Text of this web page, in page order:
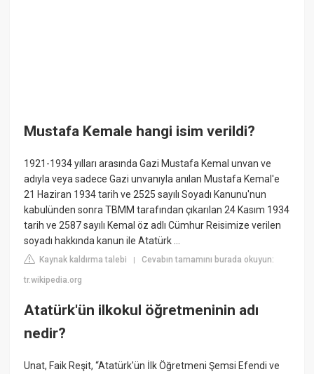
Mustafa Kemale hangi isim verildi?
1921-1934 yılları arasında Gazi Mustafa Kemal unvan ve
adıyla veya sadece Gazi unvanıyla anılan Mustafa Kemal'e
21 Haziran 1934 tarih ve 2525 sayılı Soyadı Kanunu'nun
kabulünden sonra TBMM tarafından çıkarılan 24 Kasım 1934
tarih ve 2587 sayılı Kemal öz adlı Cümhur Reisimize verilen
soyadı hakkında kanun ile Atatürk ...
Kaynak kaldırma talebi |Cevabın tamamını burada okuyun:
tr.wikipedia.org
Atatürk'ün ilkokul öğretmeninin adı
nedir?
Unat, Faik Reşit, “Atatürk'ün İlk Öğretmeni Şemsi Efendi ve